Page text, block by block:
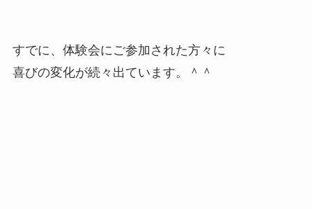
すでに、体験会にご参加された方々に
喜びの変化が続々出ています。＾＾